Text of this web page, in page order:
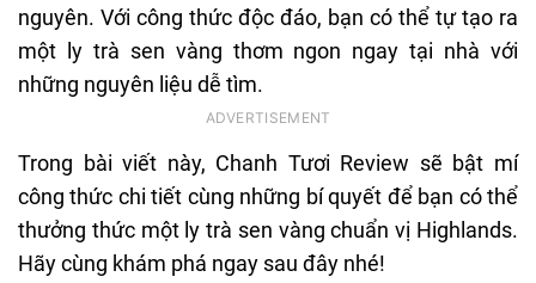
nguyên. Với công thức độc đáo, bạn có thể tự tạo ra
một ly trà sen vàng thơm ngon ngay tại nhà với
những nguyên liệu dễ tìm.
Trong bài viết này, Chanh Tươi Review sẽ bật mí
công thức chi tiết cùng những bí quyết để bạn có thể
thưởng thức một ly trà sen vàng chuẩn vị Highlands.
Hãy cùng khám phá ngay sau đây nhé!